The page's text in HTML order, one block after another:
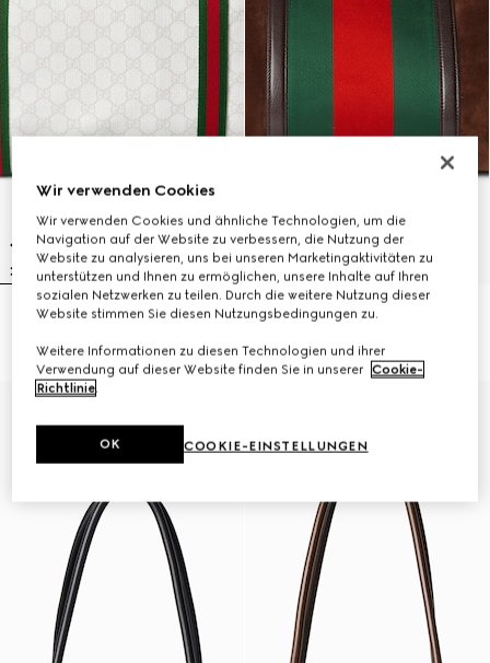
Mittelgroße Reisetasche mit Web
Mittelgroße Reisetasche mit Web
Wir verwenden Cookies
Wir verwenden Cookies und ähnliche Technologien, um die
Navigation auf der Website zu verbessern, die Nutzung der
Website zu analysieren, uns bei unseren Marketingaktivitäten zu
unterstützen und Ihnen zu ermöglichen, unsere Inhalte auf Ihren
sozialen Netzwerken zu teilen. Durch die weitere Nutzung dieser
Website stimmen Sie diesen Nutzungsbedingungen zu.
Weitere Informationen zu diesen Technologien und ihrer
Verwendung auf dieser Website finden Sie in unserer Cookie-
Richtlinie.
COOKIE-EINSTELLUNGEN
OK